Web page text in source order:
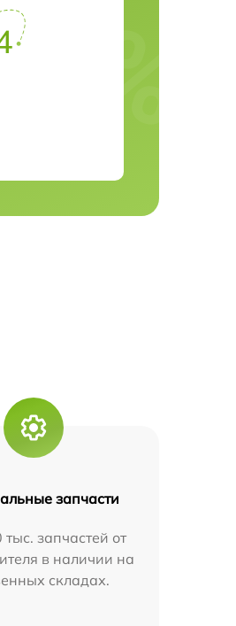
запчасти
запчастей от
в наличии на
складах.